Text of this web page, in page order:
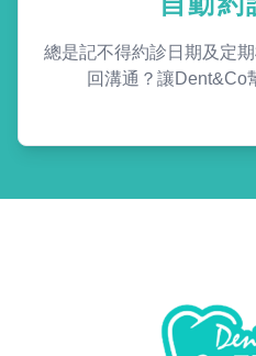
總是記不得約診日期及定
回溝通？讓Dent&Co